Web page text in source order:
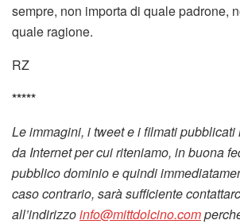
sempre, non importa di quale padrone,
quale ragione.
RZ
*****
Le immagini, i tweet e i filmati pubblicati
da Internet per cui riteniamo, in buona
pubblico dominio e quindi
caso contrario, sarà sufficiente
all’indirizzoinfo@mittdolcino.com